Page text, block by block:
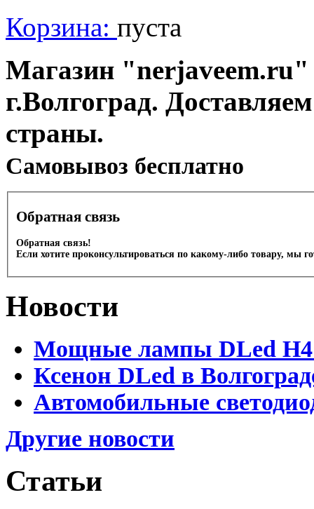
Корзина: пуста
Магазин "nerjaveem.ru"
г.Волгоград.
страны.
Cамовывоз бесплатно
Обратная связь
Обратная связь!
Если хотите проконсультироваться по какому-либо товару, мы
Новости
Мощные лампы DLed H4
Ксенон DLed в
Автомобильные
Другие новости
Статьи